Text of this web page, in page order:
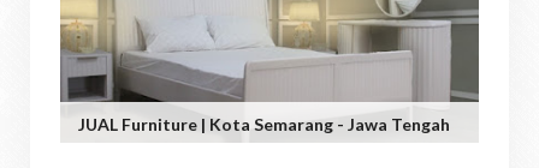
JUAL Furniture | Kota Semarang - Jawa Tengah